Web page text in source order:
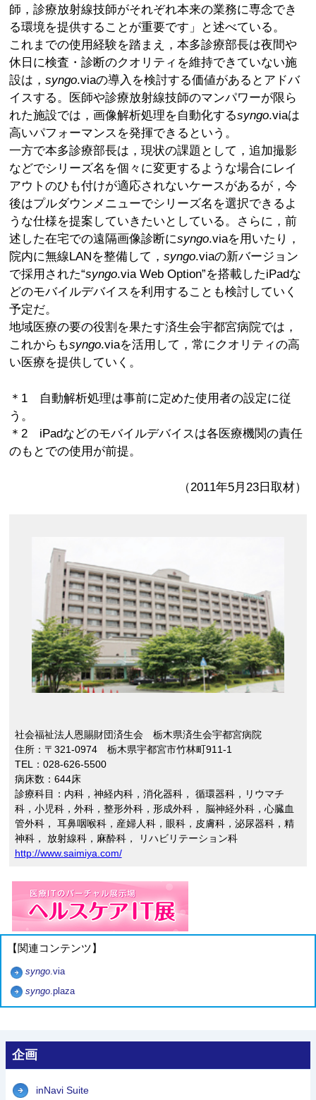
師，診療放射線技師がそれぞれ本来の業務に専念でき
る環境を提供することが重要です」と述べている。
これまでの使用経験を踏まえ，本多診療部長は夜間や
休日に検査・診断のクオリティを維持できていない施
設は，syngo.viaの導入を検討する価値があるとアドバ
イスする。医師や診療放射線技師のマンパワーが限ら
れた施設では，画像解析処理を自動化するsyngo.viaは
高いパフォーマンスを発揮できるという。
一方で本多診療部長は，現状の課題として，追加撮影
などでシリーズ名を個々に変更するような場合にレイ
アウトのひも付けが適応されないケースがあるが，今
後はプルダウンメニューでシリーズ名を選択できるよ
うな仕様を提案していきたいとしている。さらに，前
述した在宅での遠隔画像診断にsyngo.viaを用いたり，
院内に無線LANを整備して，syngo.viaの新バージョン
で採用された“syngo.via Web Option”を搭載したiPadな
どのモバイルデバイスを利用することも検討していく
予定だ。
地域医療の要の役割を果たす済生会宇都宮病院では，
これからもsyngo.viaを活用して，常にクオリティの高
い医療を提供していく。
＊1 自動解析処理は事前に定めた使用者の設定に従
う。
＊2 iPadなどのモバイルデバイスは各医療機関の責任
のもとでの使用が前提。
（2011年5月23日取材）
社会福祉法人恩賜財団済生会 栃木県済生会宇都宮病院
住所：〒321-0974 栃木県宇都宮市竹林町911-1
TEL：028-626-5500
病床数：644床
診療科目：内科，神経内科，消化器科， 循環器科，リウマチ
科，小児科，外科，整形外科，形成外科， 脳神経外科，心臓血
管外科， 耳鼻咽喉科，産婦人科，眼科，皮膚科，泌尿器科，精
神科， 放射線科，麻酔科， リハビリテーション科
http://www.saimiya.com/
【関連コンテンツ】
syngo.via
syngo.plaza
企画
inNavi Suite